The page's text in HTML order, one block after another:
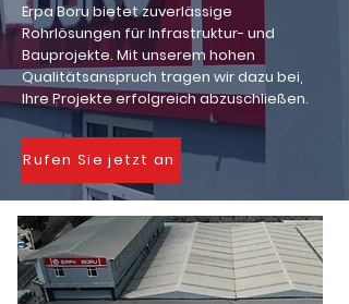
Erpa Boru bietet zuverlässige
Rohrlösungen für Infrastruktur- und
Bauprojekte. Mit unserem hohen
Qualitätsanspruch tragen wir dazu bei,
Ihre Projekte erfolgreich abzuschließen.
Rufen Sie jetzt an